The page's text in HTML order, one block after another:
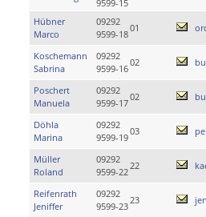
9599-15
Hübner
Marco
09292
9599-18
01
Koschemann
Sabrina
09292
9599-16
02
Poschert
Manuela
09292
9599-17
02
Döhla
Marina
09292
9599-19
03
Müller
Roland
09292
9599-22
22
Reifenrath
Jeniffer
09292
9599-23
23